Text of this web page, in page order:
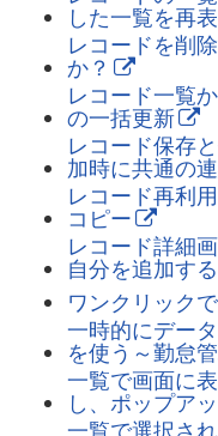
した一覧を再
レコードを削
か？
レコード一覧
の一括更新
レコード保存
加時に共通の
レコード再利
コピー
レコード詳細
自分を追加す
ワンクリック
一時的にデー
を使う～勤怠
一覧で画面に
し、ポップア
一覧で選択さ